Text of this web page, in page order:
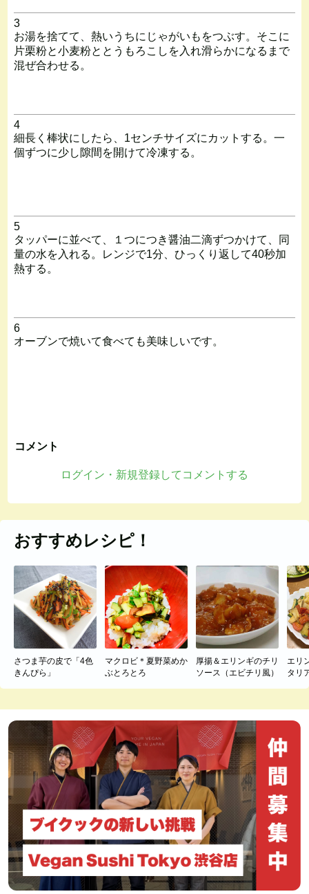
3
お湯を捨てて、熱いうちにじゃがいもをつぶす。そこに
片栗粉と小麦粉ととうもろこしを入れ滑らかになるまで
混ぜ合わせる。
4
細長く棒状にしたら、1センチサイズにカットする。一
個ずつに少し隙間を開けて冷凍する。
5
タッパーに並べて、１つにつき醤油二滴ずつかけて、同
量の水を入れる。レンジで1分、ひっくり返して40秒加
熱する。
6
オーブンで焼いて食べても美味しいです。
コメント
ログイン・新規登録してコメントする
おすすめレシピ！
さつま芋の皮で「4色
きんぴら」
マクロビ＊夏野菜めか
ぶとろとろ
厚揚＆エリンギのチリ
ソース（エビチリ風）
エリ
タリ